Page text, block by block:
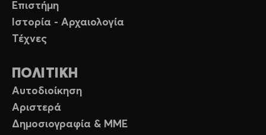
Επιστήμη
Ιστορία - Αρχαιολογία
Τέχνες
ΠΟΛΙΤΙΚΗ
Αυτοδιοίκηση
Αριστερά
Δημοσιογραφία & ΜΜΕ